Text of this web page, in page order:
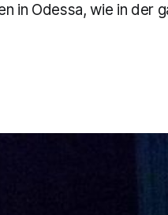
in Odessa, wie in der